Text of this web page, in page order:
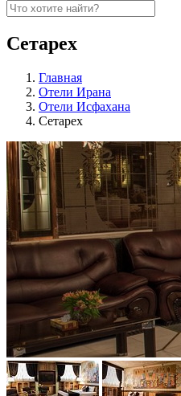
Сетарех
Главная
Отели Ирана
Отели Исфахана
Сетарех